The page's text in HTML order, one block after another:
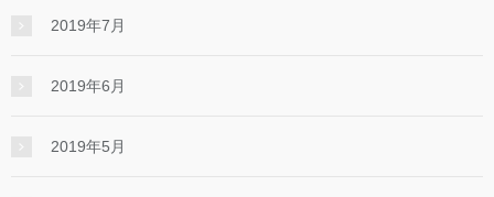
2019年7月
2019年6月
2019年5月